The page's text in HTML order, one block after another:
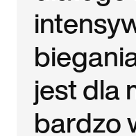
jest dla
bardzo